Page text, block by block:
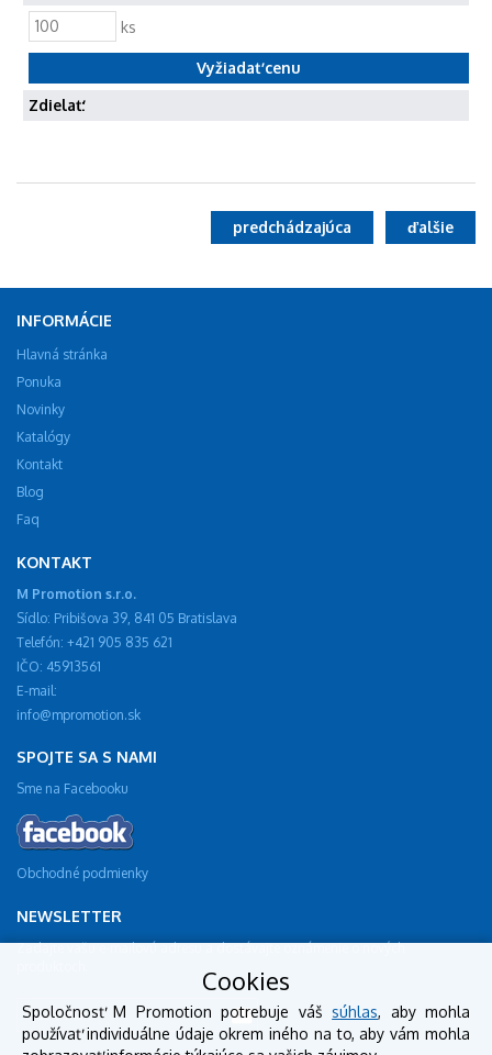
ks
Zdielať:
ďalšie
predchádzajúca
INFORMÁCIE
Hlavná stránka
Ponuka
Novinky
Katalógy
Kontakt
Blog
Faq
KONTAKT
M Promotion s.r.o.
Sídlo: Pribišova 39, 841 05 Bratislava
Telefón: +421 905 835 621
IČO: 45913561
E-mail:
info@mpromotion.sk
SPOJTE SA S NAMI
Sme na Facebooku
Obchodné podmienky
NEWSLETTER
Zadajte vašu e-mailovú adresu a dostávajte oznámenie o nových
Cookies
Spoločnosť M Promotion potrebuje vášsúhlas, aby mohla
používať individuálne údaje okrem iného na to, aby vám mohla